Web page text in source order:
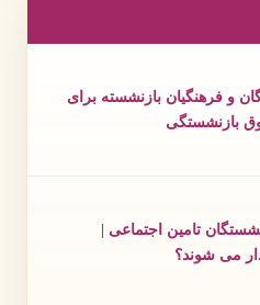
و فرهنگیان بازنشسته برای
بازنشستگی
تامین اجتماعی |
می شوند؟